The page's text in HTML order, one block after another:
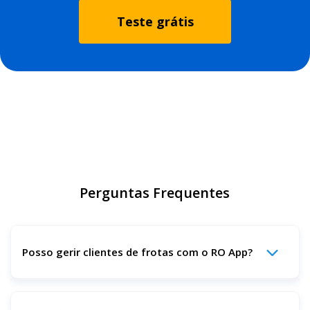
Teste grátis
Perguntas Frequentes
Posso gerir clientes de frotas com o RO App?